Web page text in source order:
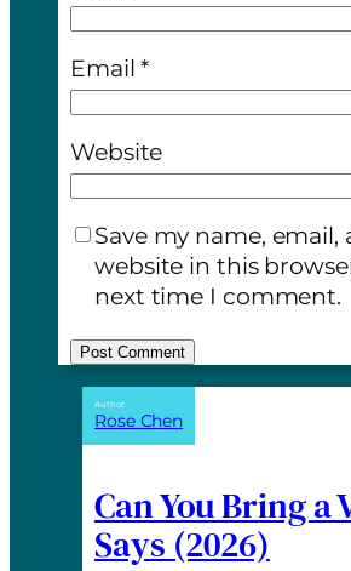
Author:
Rose Chen
Can You Bring a
Says (2026)
Email*
Website
Save my name, email,
website in this
next time I comment.